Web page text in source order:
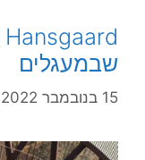
שבמעגלים
15 בנובמבר 2022